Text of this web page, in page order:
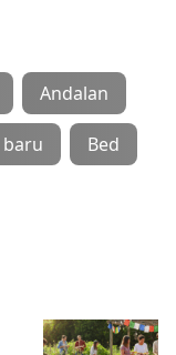
Andalan
baru Bed